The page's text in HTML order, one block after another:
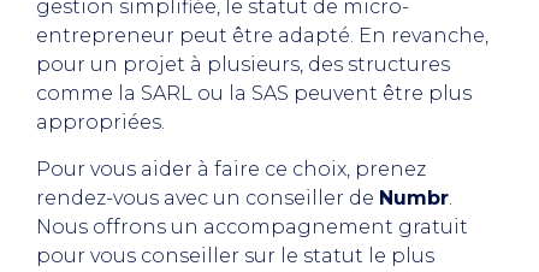
gestion simplifiée, le statut de micro-
entrepreneur peut être adapté. En revanche,
pour un projet à plusieurs, des structures
comme la SARL ou la SAS peuvent être plus
appropriées.
Pour vous aider à faire ce choix, prenez
rendez-vous avec un conseiller de Numbr.
Nous offrons un accompagnement gratuit
pour vous conseiller sur le statut le plus